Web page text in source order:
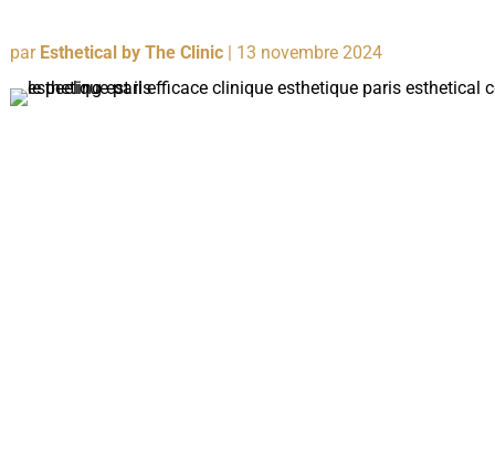
par Esthetical by The Clinic| 13 novembre 2024